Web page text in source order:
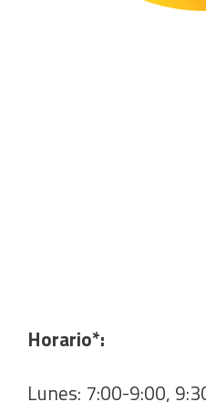
Horario*:
Lunes: 7:00-9:00,